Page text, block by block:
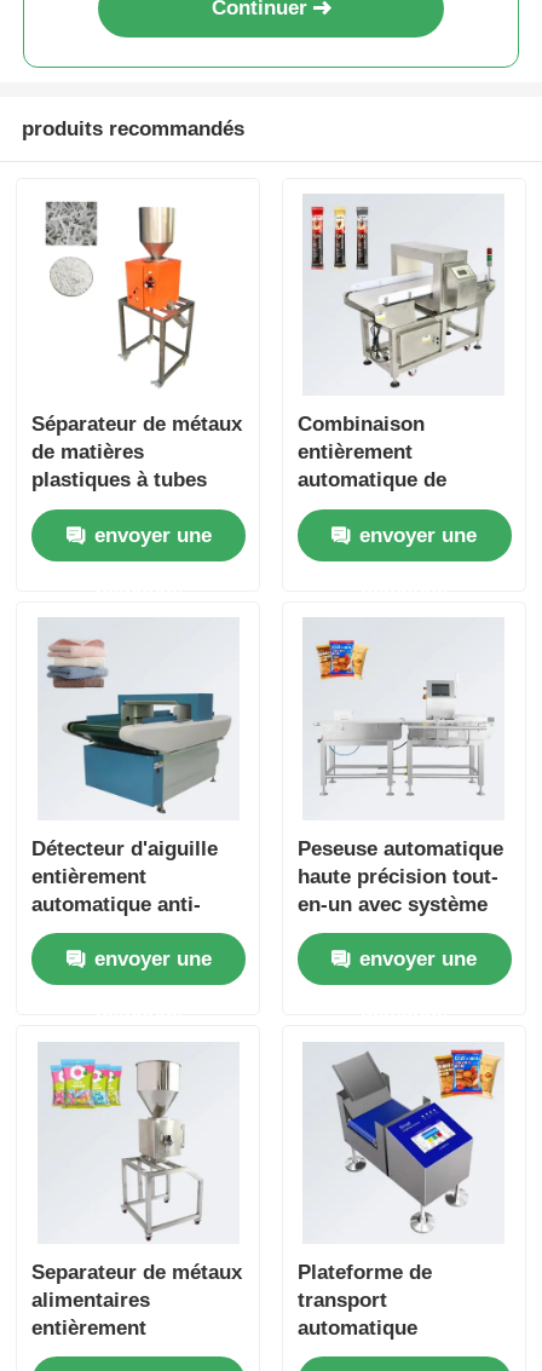
Continuer
produits recommandés
Séparateur de métaux
de matières
plastiques à tubes
multifonctionnels
pour la séparation
des granulés de
métaux alimentaires
envoyer une
Combinaison
entièrement
automatique de
peseuse-trieuse et
détecteur de métaux
pour aliments, pour
biscuits et gâteaux
envoyer une
Détecteur d'aiguille
entièrement
automatique anti-
interférences pour
vêtements en cuir,
textiles et jouets
envoyer une
Peseuse automatique
haute précision tout-
en-un avec système
de rejet - Contrôle
pondéral industriel à
bande pour aliments
envoyer une
Separateur de métaux
alimentaires
entièrement
automatique
Plateforme de
transport
automatique
professionnelle à